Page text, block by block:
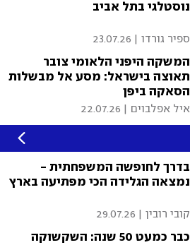
נוסטלגי בתל אביב
ספיר גורדו 23.07.26
המשקה היפני הלאומי צובר
תאוצה בישראל: מסע אל מבשלות
הסאקה ביפן
איל אפלבוים 22.07.26
בדרך לחופשה המשפחתית -
נמצאה הגלידה הכי מפתיעה בארץ
קובי רובין 29.07.26
כבר כמעט 50 שנה: השקשוקה